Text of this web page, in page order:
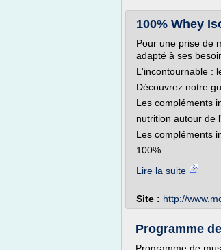
100% Whey
Pour une prise de
adapté à ses
L'incontournable :
Découvrez notre
Les compléments
nutrition autour de
Les compléments
100%...
Lire la suite
Site : http://
Programme